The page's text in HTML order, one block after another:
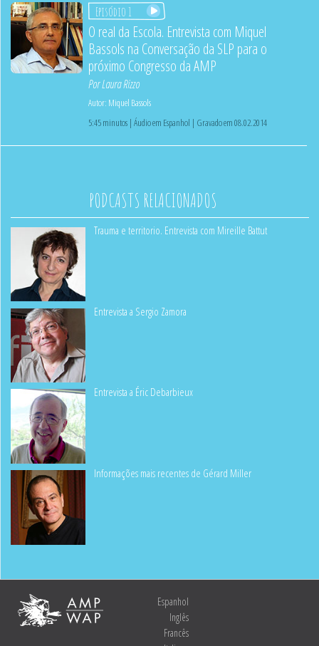
Episódio 1
O real da Escola. Entrevista com Miquel
Bassols na Conversação da SLP para o
próximo Congresso da AMP
PorLaura Rizzo
Autor: Miquel Bassols
5:45 minutos | Áudio em Espanhol | Gravado em 08.02.2014
PODCASTS RELACIONADOS
Trauma e territorio. Entrevista com Mireille Battut
Entrevista a Sergio Zamora
Entrevista a Éric Debarbieux
Informações mais recentes de Gérard Miller
Espanhol
Inglês
Francês